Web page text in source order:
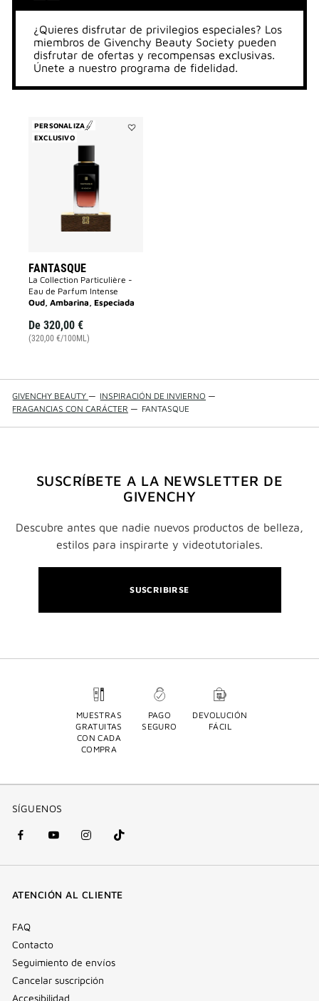
¿Quieres disfrutar de privilegios especiales? Los
miembros de Givenchy Beauty Society pueden
disfrutar de ofertas y recompensas exclusivas.
Únete a nuestro programa de fidelidad.
PERSONALIZA
EXCLUSIVO
FANTASQUE
La Collection Particulière -
Eau de Parfum Intense
Oud, Ambarina, Especiada
De 320,00 €
(320,00 €/100ML)
GIVENCHY BEAUTY — INSPIRACIÓN DE INVIERNO —
FRAGANCIAS CON CARÁCTER — FANTASQUE
SUSCRÍBETE A LA NEWSLETTER DE
GIVENCHY
Descubre antes que nadie nuevos productos de belleza,
estilos para inspirarte y videotutoriales.
SUSCRIBIRSE
MUESTRAS
GRATUITAS
CON CADA
COMPRA
PAGO
SEGURO
DEVOLUCIÓN
FÁCIL
SÍGUENOS
Facebook
(nueva
YouTube
(nueva
Instagram
(nueva
Tik
Tok
ventana)
ATENCIÓN AL CLIENTE
FAQ
Contacto
Seguimiento de envíos
Cancelar suscripción
Accesibilidad